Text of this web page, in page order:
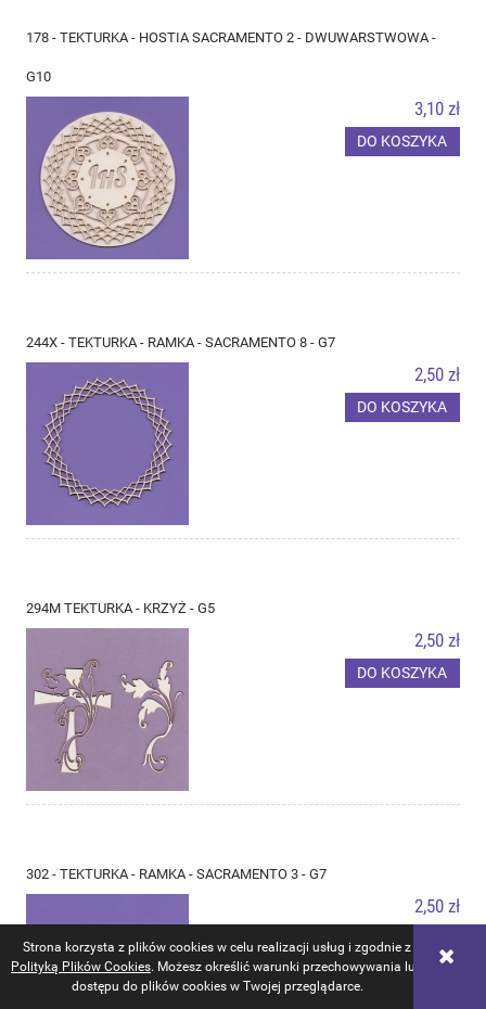
Strona korzysta z plików cookies w celu realizacji usług i zgodnie z
Polityką Plików Cookies. Możesz określić warunki przechowywania lub
dostępu do plików cookies w Twojej przeglądarce.
178 - TEKTURKA - HOSTIA SACRAMENTO 2 - DWUWARSTWOWA -
G10
3,10 zł
DO KOSZYKA
244X - TEKTURKA - RAMKA - SACRAMENTO 8 - G7
2,50 zł
DO KOSZYKA
294M TEKTURKA - KRZYŻ - G5
2,50 zł
DO KOSZYKA
302 - TEKTURKA - RAMKA - SACRAMENTO 3 - G7
2,50 zł
DO KOSZYKA